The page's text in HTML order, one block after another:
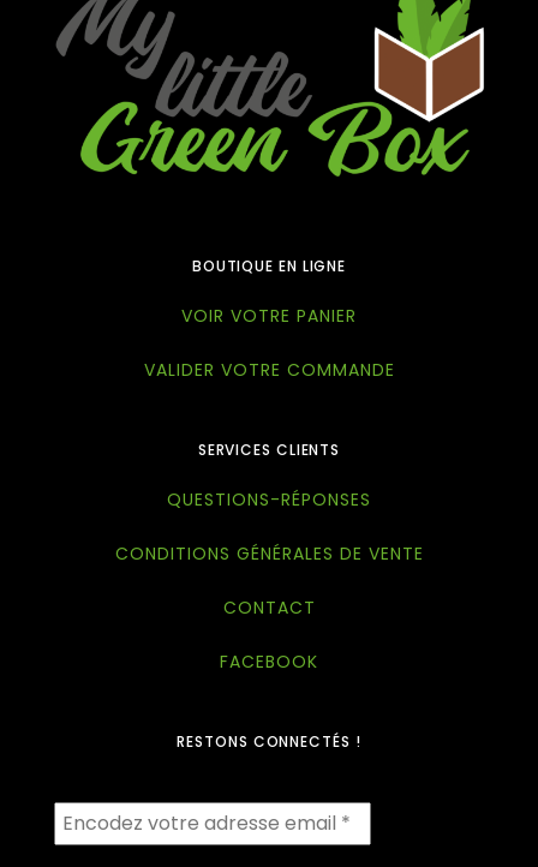
BOUTIQUE EN LIGNE
VOIR VOTRE PANIER
VALIDER VOTRE COMMANDE
SERVICES CLIENTS
QUESTIONS-RÉPONSES
CONDITIONS GÉNÉRALES DE VENTE
CONTACT
FACEBOOK
RESTONS CONNECTÉS !